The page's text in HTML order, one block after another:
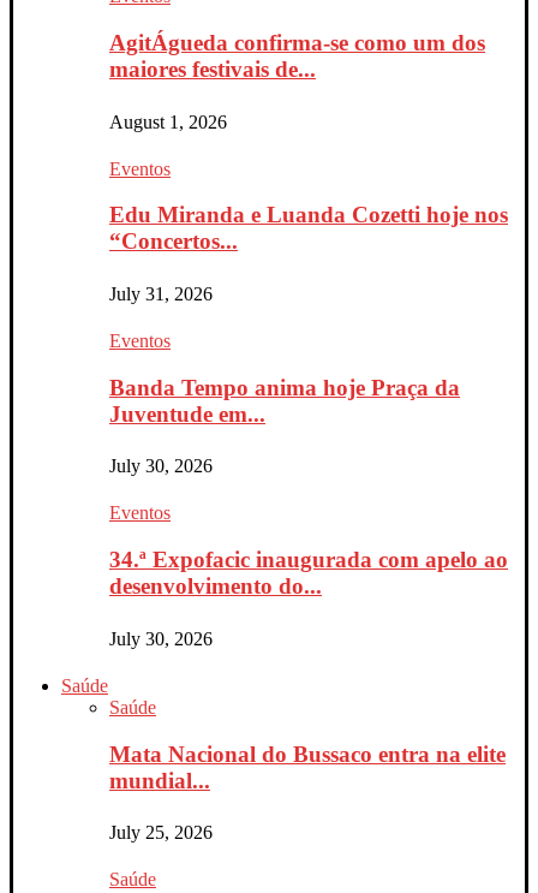
AgitÁgueda confirma-se como um dos
maiores festivais de...
August 1, 2026
Eventos
Edu Miranda e Luanda Cozetti hoje nos
“Concertos...
July 31, 2026
Eventos
Banda Tempo anima hoje Praça da
Juventude em...
July 30, 2026
Eventos
34.ª Expofacic inaugurada com apelo ao
desenvolvimento do...
July 30, 2026
Saúde
Saúde
Mata Nacional do Bussaco entra na elite
mundial...
July 25, 2026
Saúde